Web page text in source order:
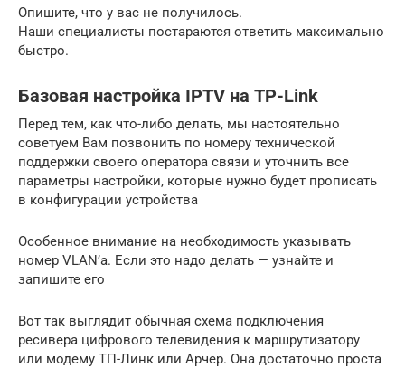
Опишите, что у вас не получилось.
Наши специалисты постараются ответить максимально
быстро.
Базовая настройка IPTV на TP-Link
Перед тем, как что-либо делать, мы настоятельно
советуем Вам позвонить по номеру технической
поддержки своего оператора связи и уточнить все
параметры настройки, которые нужно будет прописать
в конфигурации устройства
Особенное внимание на необходимость указывать
номер VLAN’а. Если это надо делать — узнайте и
запишите его
Вот так выглядит обычная схема подключения
ресивера цифрового телевидения к маршрутизатору
или модему ТП-Линк или Арчер. Она достаточно проста